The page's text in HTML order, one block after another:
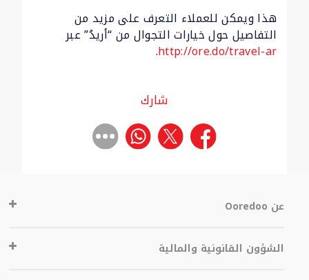
هذا ويمكن للعملاء التعرف على مزيد من
التفاصيل حول خيارات التجوال من “أريدُ” عبر
http://ore.do/travel-ar
.
شارك
عن Ooredoo
الشؤون القانونية والمالية